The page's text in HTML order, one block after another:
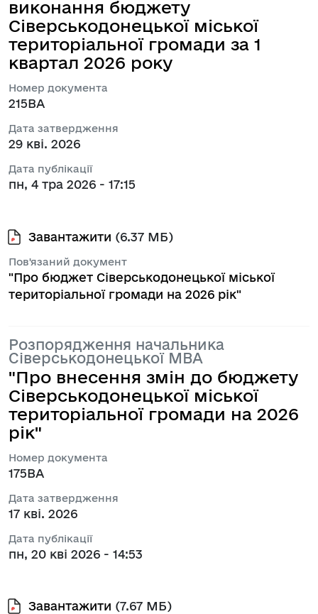
виконання бюджету
Сіверськодонецької міської
територіальної громади за 1
квартал 2026 року
Номер документа
215ВА
Дата затвердження
29 кві. 2026
Дата публікації
пн, 4 тра 2026 - 17:15
Завантажити (6.37 МБ)
Пов'язаний документ
"Про бюджет Сіверськодонецької міської
територіальної громади на 2026 рік"
Розпорядження начальника
Сіверськодонецької МВА
"Про внесення змін до бюджету
Сіверськодонецької міської
територіальної громади на 2026
рік"
Номер документа
175ВА
Дата затвердження
17 кві. 2026
Дата публікації
пн, 20 кві 2026 - 14:53
Завантажити (7.67 МБ)